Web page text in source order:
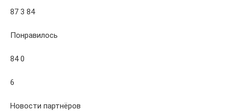
87 3 84
Понравилось
84 0
6
Новости партнёров